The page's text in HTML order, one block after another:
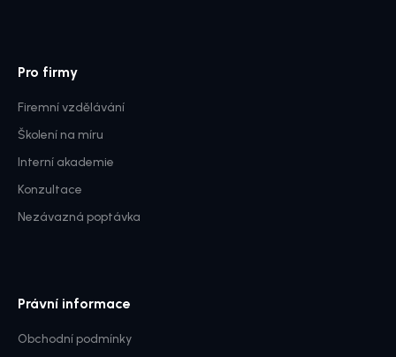
Pro firmy
Firemní vzdělávání
Školení na míru
Interní akademie
Konzultace
Nezávazná poptávka
Právní informace
Obchodní podmínky